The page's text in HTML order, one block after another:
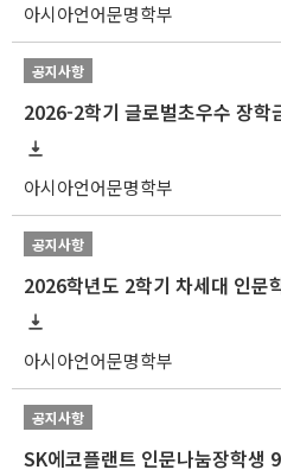
아시아언어문명학부
공지사항
아시아언어문명학부
공지사항
아시아언어문명학부
공지사항